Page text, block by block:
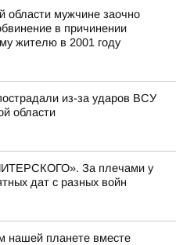
области мужчине заочно
в причинении
жителю в 2001 году
из-за ударов ВСУ
области
За плечами у
дат с разных войн
нашей планете вместе